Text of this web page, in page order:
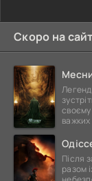
Скоро на
своєму
Після
разом